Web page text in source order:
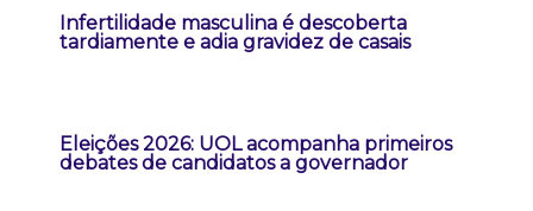
Infertilidade masculina é descoberta
tardiamente e adia gravidez de casais
Eleições 2026: UOL acompanha primeiros
debates de candidatos a governador